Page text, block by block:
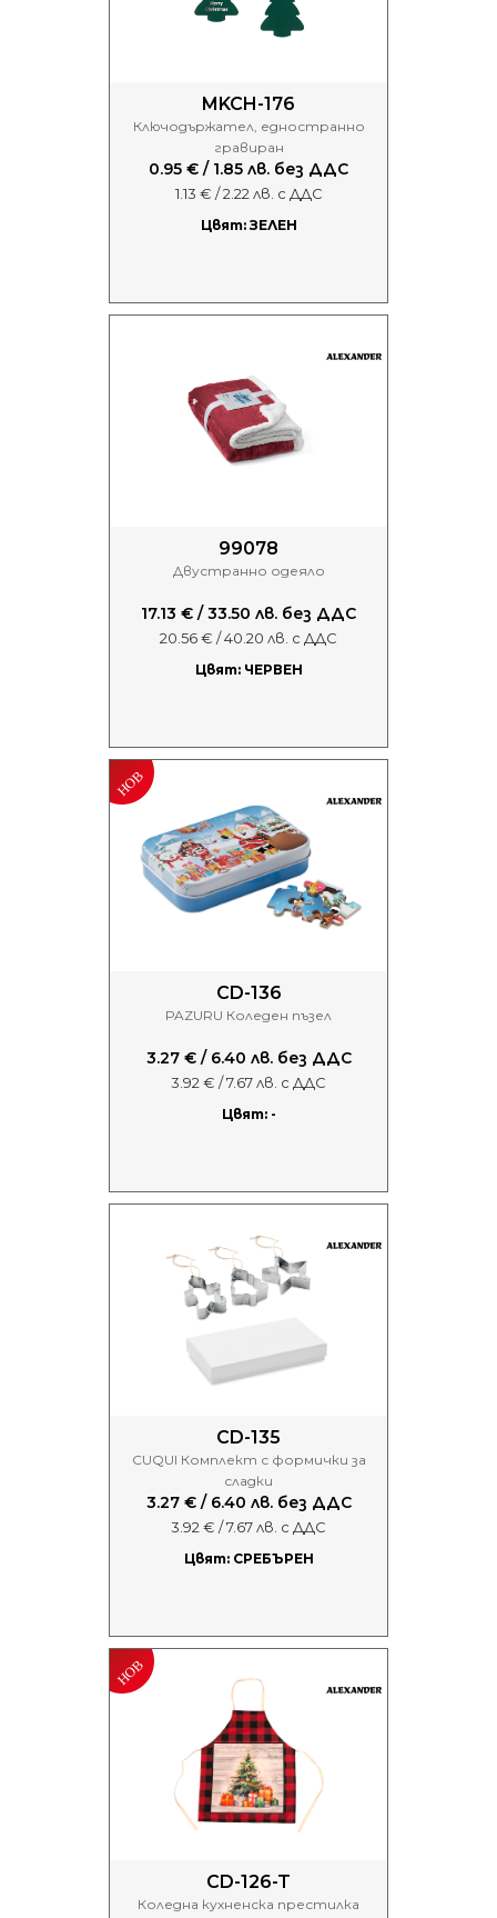
MKCH-176
Ключодържател, едностранно
гравиран
0.95 € / 1.85 лв. без ДДС
1.13 € / 2.22 лв. с ДДС
Цвят: ЗЕЛЕН
99078
Двустранно одеяло
17.13 € / 33.50 лв. без ДДС
20.56 € / 40.20 лв. с ДДС
Цвят: ЧЕРВЕН
CD-136
PAZURU Коледен пъзел
3.27 € / 6.40 лв. без ДДС
3.92 € / 7.67 лв. с ДДС
Цвят: -
CD-135
CUQUI Комплект с формички за
сладки
3.27 € / 6.40 лв. без ДДС
3.92 € / 7.67 лв. с ДДС
Цвят: СРЕБЪРЕН
CD-126-T
Коледна кухненска престилка